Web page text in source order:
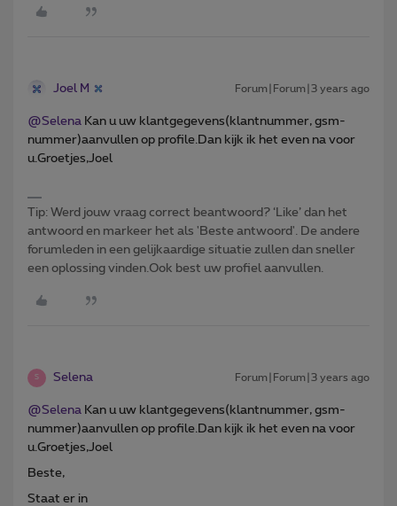
Joel M Forum|Forum|3 years ago
@Selena Kan u uw klantgegevens(klantnummer, gsm-
nummer)aanvullen op profile.Dan kijk ik het even na voor
u.Groetjes,Joel
Tip: Werd jouw vraag correct beantwoord? ‘Like’ dan het
antwoord en markeer het als 'Beste antwoord'. De andere
forumleden in een gelijkaardige situatie zullen dan sneller
een oplossing vinden.Ook best uw profiel aanvullen.
S Selena Forum|Forum|3 years ago
@Selena Kan u uw klantgegevens(klantnummer, gsm-
nummer)aanvullen op profile.Dan kijk ik het even na voor
u.Groetjes,Joel
Beste,
Staat er in